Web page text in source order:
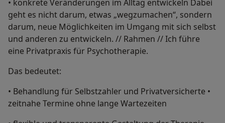
• konkrete Veränderungen im Alltag entwickeln Dabei
geht es nicht darum, etwas „wegzumachen“, sondern
darum, neue Möglichkeiten im Umgang mit sich selbst
und anderen zu entwickeln. // Rahmen // Ich führe
eine Privatpraxis für Psychotherapie.
Das bedeutet:
• Behandlung für Selbstzahler und Privatversicherte •
zeitnahe Termine ohne lange Wartezeiten